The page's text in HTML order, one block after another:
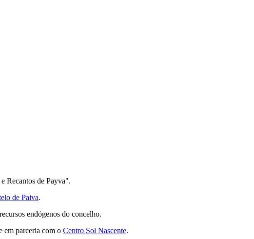
Recantos de Payva".
de Paiva.
endógenos do concelho.
em parceria com o Centro Sol Nascente.